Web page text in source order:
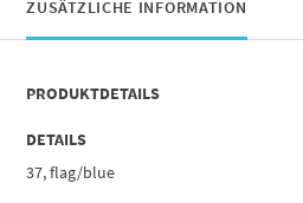
ZUSÄTZLICHE INFORMATION
PRODUKTDETAILS
DETAILS
37, flag/blue